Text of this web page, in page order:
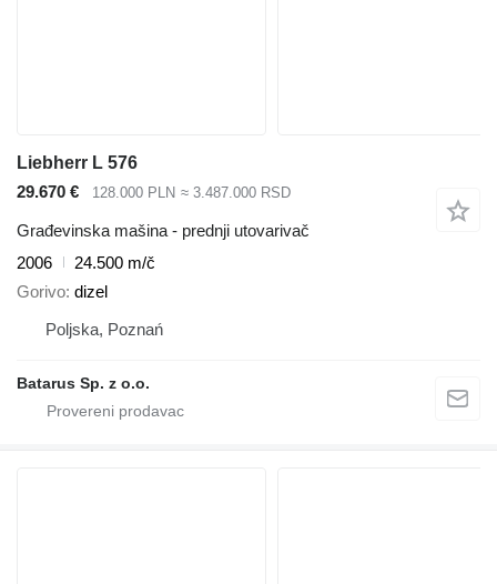
Liebherr L 576
29.670 €
128.000 PLN ≈ 3.487.000 RSD
Građevinska mašina - prednji utovarivač
2006
24.500 m/č
Gorivo dizel
Poljska, Poznań
Batarus Sp. z o.o.